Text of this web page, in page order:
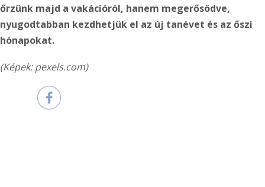
őrzünk majd a vakációról, hanem megerősödve,
nyugodtabban kezdhetjük el az új tanévet és az őszi
hónapokat.
(Képek: pexels.com)